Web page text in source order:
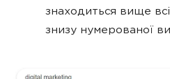
знаходиться вище
знизу нумерованої